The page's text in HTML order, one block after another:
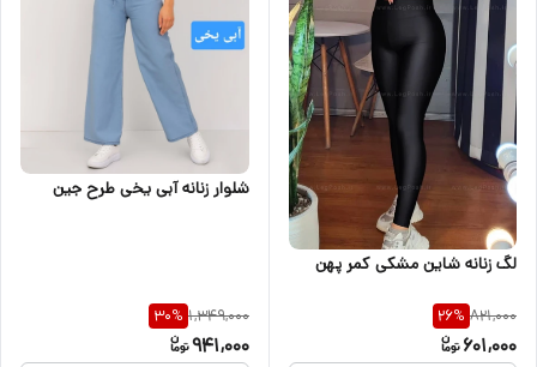
لگ زنانه شاین مشکی کمر پهن
821,000
26%
601,000
شلوار زنانه آبی یخی طرح جین
1,349,000
30%
941,000